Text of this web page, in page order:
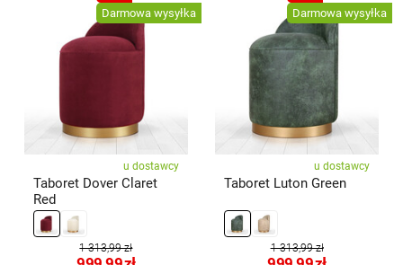
Darmowa wysyłka
u dostawcy
Taboret Dover Claret
Red
1 313,99 zł
Darmowa wysyłka
u dostawcy
Taboret Luton Green
1 313,99 zł